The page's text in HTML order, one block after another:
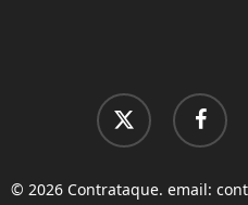
x-
twitter
facebook
© 2026 Contrataque. email: